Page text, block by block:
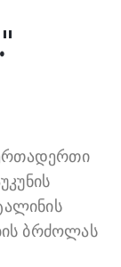
ბრძოლას